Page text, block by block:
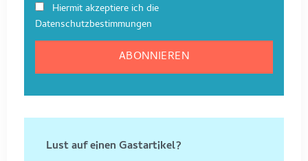
Hiermit akzeptiere ich die
Datenschutzbestimmungen
Lust auf einen Gastartikel?